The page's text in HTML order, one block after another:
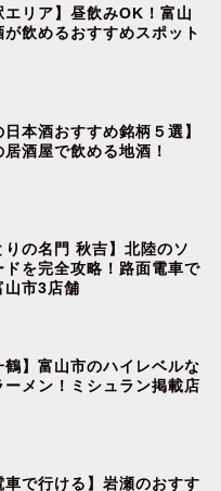
エリア】昼飲みOK！富山
が飲めるおすすめスポット
日本酒おすすめ銘柄５選】
酒屋で飲める地酒！
りの名門 秋吉】北陸のソ
ドを完全攻略！路面電車で
山市3店舗
鶴】富山市のハイレベルな
ーメン！ミシュラン掲載店
車で行ける】岩瀬のおすす